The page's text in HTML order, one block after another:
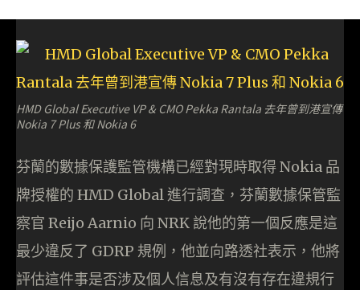
HMD Global Executive VP & CMO Pekka Rantala 去年曾到港宣傳
Nokia 7 Plus 和 Nokia 6
芬蘭的數據保護監管機構已經對現時取得 Nokia 品
牌授權的 HMD Global 進行調查，芬蘭數據保管監
察官 Reijo Aarnio 向 NRK 說他的第一個反應是這
最少違反了 GDRP 規例，他並向路透社表示，他將
評估這件事是否涉及個人信息及有沒有存在違規行